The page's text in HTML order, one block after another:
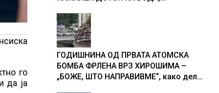
го
да ја
Србија
ГОДИШНИНА ОД ПРВАТА АТОМСКА
БОМБА ФРЛЕНА ВРЗ ХИРОШИМА –
„БОЖЕ, ШТО НАПРАВИВМЕ“, како дел